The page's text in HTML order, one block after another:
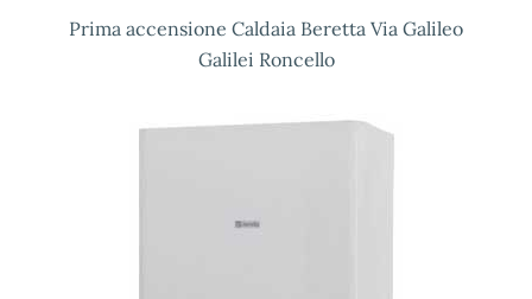
Prima accensione Caldaia Beretta Via Galileo
Galilei Roncello